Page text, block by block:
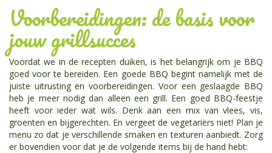
Voorbereidingen: de basis voor
jouw grillsucces
Voordat we in de recepten duiken, is het belangrijk om je BBQ
goed voor te bereiden. Een goede BBQ begint namelijk met de
juiste uitrusting en voorbereidingen. Voor een geslaagde BBQ
heb je meer nodig dan alleen een grill. Een goed BBQ-feestje
heeft voor ieder wat wils. Denk aan een mix van vlees, vis,
groenten en bijgerechten. En vergeet de vegetariërs niet! Plan je
menu zo dat je verschillende smaken en texturen aanbiedt. Zorg
er bovendien voor dat je de volgende items bij de hand hebt: